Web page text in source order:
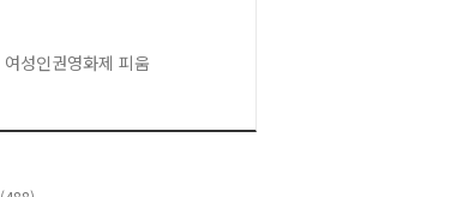
여성인권영화제 피움